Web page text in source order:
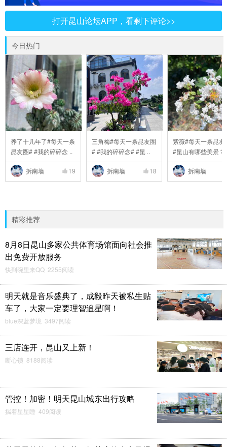
打开昆山论坛APP，看剩下评论>>
今日热门
养了十几年了#每天一条
昆友圈# #我的碎碎念 ..
拆南墙 19
三角梅#每天一条昆友圈
# #我的碎碎念# #昆 ..
拆南墙 18
紫薇#每天一条昆友
#昆山有哪些美景？
拆南墙
精彩推荐
8月8日昆山多家公共体育场馆面向社会推
出免费开放服务
快到碗里来QQ 2255阅读
明天就是音乐盛典了，成毅昨天被私生贴
车了，大家一定要理智追星啊！
blue深蓝梦境 3497阅读
三店连开，昆山又上新！
断心锁 8188阅读
管控！加密！明天昆山城东出行攻略
揣着星星睡 409阅读